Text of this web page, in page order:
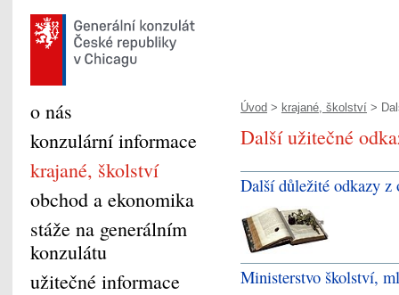
Úvod > krajané, školství >
Další užitečné
Další důležité odkazy z
Ministerstvo školství,
o nás
konzulární informace
krajané, školství
obchod a ekonomika
stáže na generálním
konzulátu
užitečné informace